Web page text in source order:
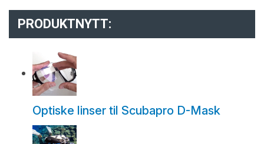
PRODUKTNYTT:
Optiske linser til Scubapro D-Mask